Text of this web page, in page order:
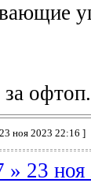
офтоп.
ноя 2023 22:16 ]
23 ноя